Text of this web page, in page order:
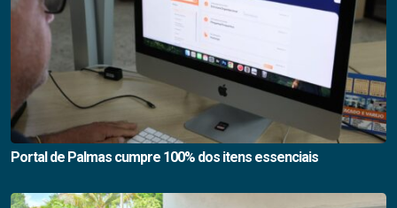
Portal de Palmas cumpre 100% dos itens essenciais